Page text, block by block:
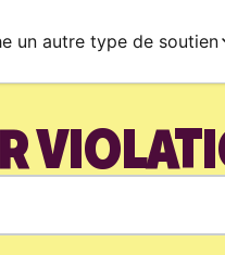
un autre type de soutien